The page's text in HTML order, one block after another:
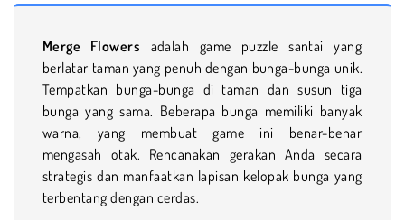
Merge Flowers adalah game puzzle santai yang
berlatar taman yang penuh dengan bunga-bunga unik.
Tempatkan bunga-bunga di taman dan susun tiga
bunga yang sama. Beberapa bunga memiliki banyak
warna, yang membuat game ini benar-benar
mengasah otak. Rencanakan gerakan Anda secara
strategis dan manfaatkan lapisan kelopak bunga yang
terbentang dengan cerdas.